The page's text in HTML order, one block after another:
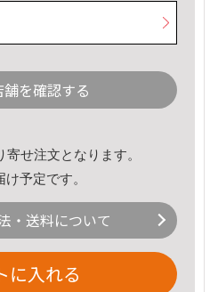
を確認する
せ注文となります。
予定です。
・送料について
に入れる